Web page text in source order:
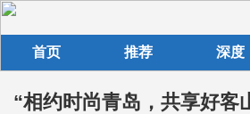
首页 推荐 深度
“相约时尚青岛，共享好客